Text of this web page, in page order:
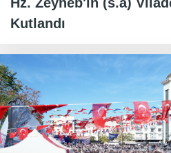
Hz. Zeyneb'in (s.a)
Kutlandı